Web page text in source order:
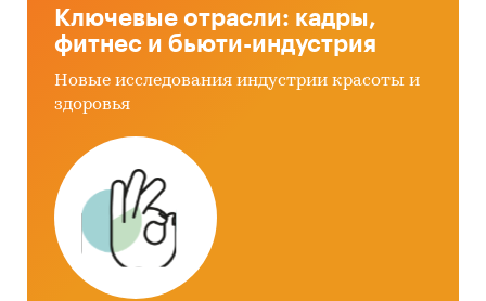
Ключевые отрасли: кадры,
фитнес и бьюти-индустрия
Новые исследования индустрии красоты и
здоровья